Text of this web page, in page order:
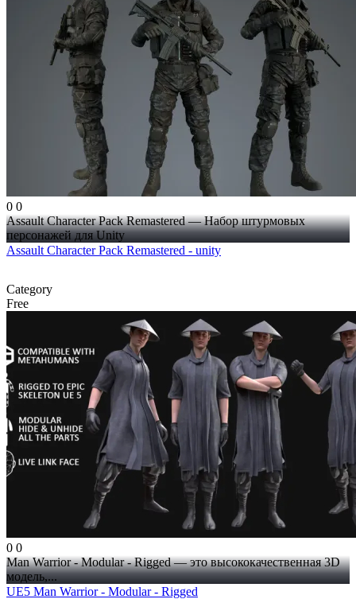
0 0
Assault Character Pack Remastered — Набор штурмовых
персонажей для Unity
Assault Character Pack Remastered - unity
Category
Free
0 0
Man Warrior - Modular - Rigged — это высококачественная 3D
модель,...
UE5 Man Warrior - Modular - Rigged